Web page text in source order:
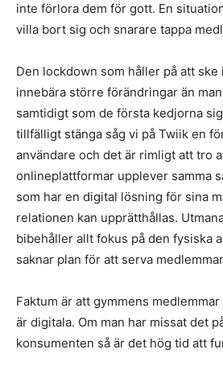
inte förlora dem för gott. En
villa bort sig och snarare tappa
Den lockdown som håller på att ske
innebära större förändringar än
samtidigt som de första kedjorna
tillfälligt stänga såg vi på Twiik en
användare och det är rimligt att tro
onlineplattformar upplever samma
som har en digital lösning för sina
relationen kan upprätthållas.
bibehåller allt fokus på den fysiska
saknar plan för att serva
Faktum är att gymmens
är digitala. Om man har missat det
konsumenten så är det hög tid att